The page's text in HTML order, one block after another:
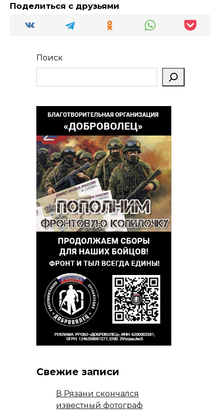
Поделиться с друзьями
Поиск
Свежие записи
В Рязани скончался
известный фотограф